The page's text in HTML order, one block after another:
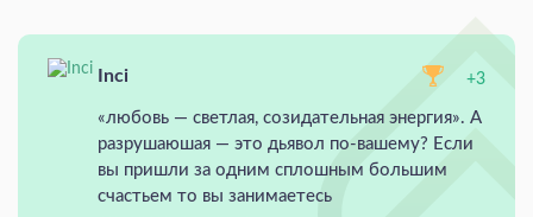
Inci +3
«любовь — светлая, созидательная энергия». А
разрушаюшая — это дьявол по-вашему? Если
вы пришли за одним сплошным большим
счастьем то вы занимаетесь